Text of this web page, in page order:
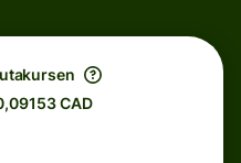
CAD